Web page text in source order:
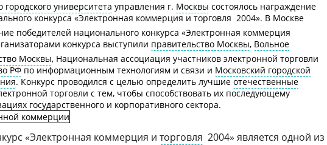
городского университета управления г. Москвы состоялось награждение
конкурса «Электронная коммерция и торговля  2004». В Москве
победителей национального конкурса «Электронная коммерция
конкурса выступили правительство Москвы, Вольное
Москвы, Национальная ассоциация участников электронной торговли
РФ по информационным технологиям и связи и Московский городской
. Конкурс проводился с целью определить лучшие отечественные
торговли с тем, чтобы способствовать их последующему
государственного и корпоративного сектора.
«Электронная коммерция и торговля  2004» является одной из